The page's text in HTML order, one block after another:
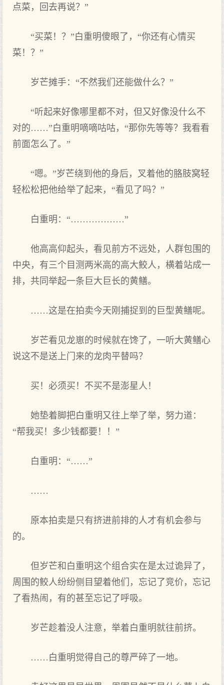
点菜，回去再说？”
“买菜！？”白重明傻眼了，“你还有心情买
菜！？”
岁芒摊手：“不然我们还能做什么？”
“听起来好像哪里都不对，但又好像没什么不
对的……”白重明嘀嘀咕咕，“那你先等等？我看看
前面怎么了。”
“嗯。”岁芒绕到他的身后，叉着他的胳肢窝轻
轻松松把他给举了起来，“看见了吗？”
白重明：“………………”
他高高仰起头，看见前方不远处，人群包围的
中央，有三个目测两米高的高大鲛人，横着站成一
排，共同举起一条巨大巨长的黄鳝。
……这是在拍卖今天刚捕捉到的巨型黄鳝呢。
岁芒看见龙崽的时候就在馋了，一听大黄鳝心
说这不是送上门来的龙肉平替吗？
买！必须买！不买不是澎星人！
她垫着脚把白重明又往上举了举，努力道：
“帮我买！多少钱都要！！”
白重明：“……”
……
原本拍卖是只有挤进前排的人才有机会参与
的。
但岁芒和白重明这个组合实在是太过诡异了，
周围的鲛人纷纷侧目望着他们，忘记了竞价，忘记
了看热闹，有的甚至忘记了呼吸。
岁芒趁着没人注意，举着白重明就往前挤。
……白重明觉得自己的尊严碎了一地。